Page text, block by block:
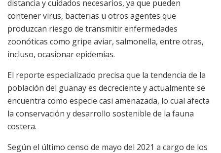
distancia y cuidados necesarios, ya que pueden
contener virus, bacterias u otros agentes que
produzcan riesgo de transmitir enfermedades
zoonóticas como gripe aviar, salmonella, entre otras,
incluso, ocasionar epidemias.
El reporte especializado precisa que la tendencia de la
población del guanay es decreciente y actualmente se
encuentra como especie casi amenazada, lo cual afecta
la conservación y desarrollo sostenible de la fauna
costera.
Según el último censo de mayo del 2021 a cargo de los